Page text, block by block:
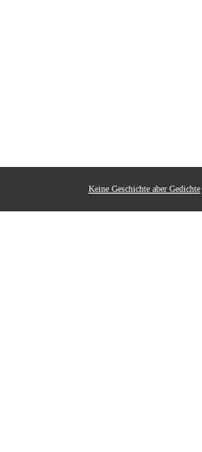
Keine Geschichte aber Gedichte